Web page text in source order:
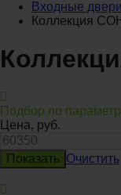
Входные
Коллекция
Подбор по
Цена, руб.
Очистить